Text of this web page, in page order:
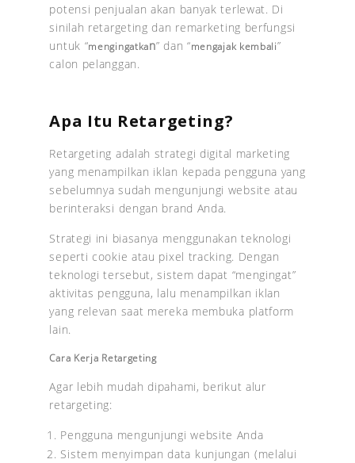
potensi penjualan akan banyak terlewat. Di
sinilah retargeting dan remarketing berfungsi
untuk “mengingatkan” dan “mengajak kembali”
calon pelanggan.
Apa Itu Retargeting?
Retargeting adalah strategi digital marketing
yang menampilkan iklan kepada pengguna yang
sebelumnya sudah mengunjungi website atau
berinteraksi dengan brand Anda.
Strategi ini biasanya menggunakan teknologi
seperti cookie atau pixel tracking. Dengan
teknologi tersebut, sistem dapat “mengingat”
aktivitas pengguna, lalu menampilkan iklan
yang relevan saat mereka membuka platform
lain.
Cara Kerja Retargeting
Agar lebih mudah dipahami, berikut alur
retargeting:
Pengguna mengunjungi website Anda
Sistem menyimpan data kunjungan (melalui